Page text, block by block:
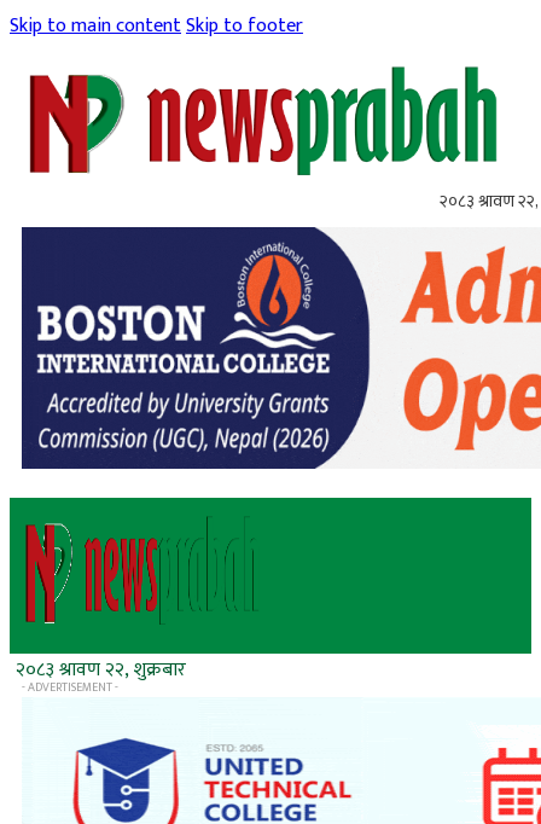
Skip to main contentSkip to footer
२०८३ श्रावण २२,
२०८३ श्रावण २२, शुक्रबार
- ADVERTISEMENT -